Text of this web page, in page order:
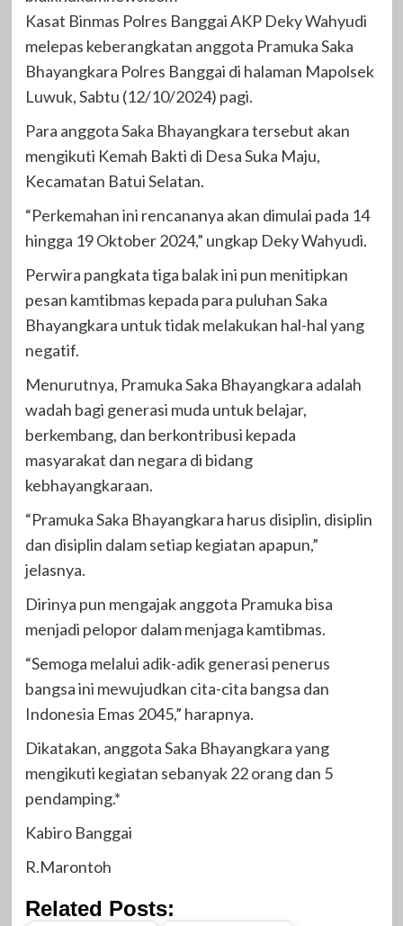
Kasat Binmas Polres Banggai AKP Deky Wahyudi
melepas keberangkatan anggota Pramuka Saka
Bhayangkara Polres Banggai di halaman Mapolsek
Luwuk, Sabtu (12/10/2024) pagi.
Para anggota Saka Bhayangkara tersebut akan
mengikuti Kemah Bakti di Desa Suka Maju,
Kecamatan Batui Selatan.
“Perkemahan ini rencananya akan dimulai pada 14
hingga 19 Oktober 2024,” ungkap Deky Wahyudi.
Perwira pangkata tiga balak ini pun menitipkan
pesan kamtibmas kepada para puluhan Saka
Bhayangkara untuk tidak melakukan hal-hal yang
negatif.
Menurutnya, Pramuka Saka Bhayangkara adalah
wadah bagi generasi muda untuk belajar,
berkembang, dan berkontribusi kepada
masyarakat dan negara di bidang
kebhayangkaraan.
“Pramuka Saka Bhayangkara harus disiplin, disiplin
dan disiplin dalam setiap kegiatan apapun,”
jelasnya.
Dirinya pun mengajak anggota Pramuka bisa
menjadi pelopor dalam menjaga kamtibmas.
“Semoga melalui adik-adik generasi penerus
bangsa ini mewujudkan cita-cita bangsa dan
Indonesia Emas 2045,” harapnya.
Dikatakan, anggota Saka Bhayangkara yang
mengikuti kegiatan sebanyak 22 orang dan 5
pendamping.*
Kabiro Banggai
R.Marontoh
Related Posts: